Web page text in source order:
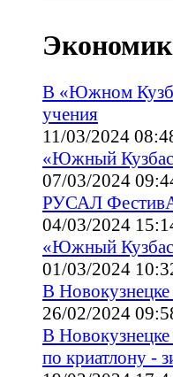
В «Южном
учения
11/03/2024
«Южный
07/03/2024
РУСАЛ
04/03/2024
«Южный
01/03/2024
В
26/02/2024
В Новокузнецке
по криатлону -